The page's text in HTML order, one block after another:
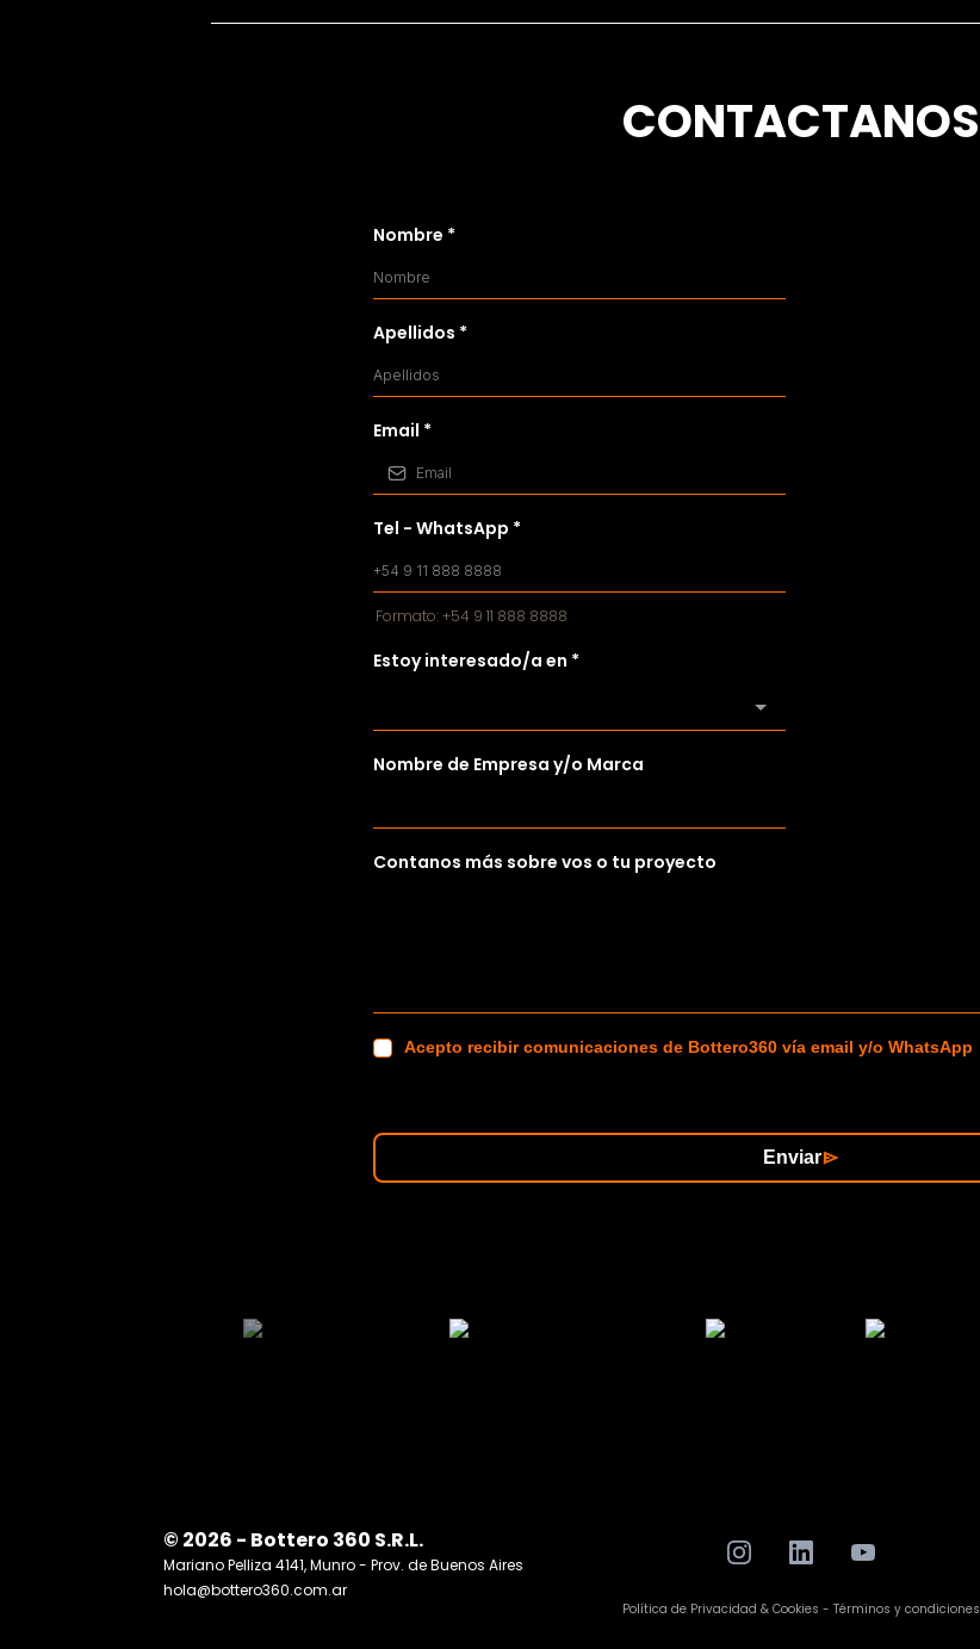
CONTACTANOS
Nombre *
Apellidos *
Email *
Tel - WhatsApp *
Formato: +54 9 11 888 8888
Estoy interesado/a en *
Nombre de Empresa y/o Marca
Contanos más sobre vos o tu proyecto
Acepto recibir comunicaciones de Bottero360 vía email y/o WhatsApp
Enviar
© 2026 - Bottero 360 S.R.L.
Mariano Pelliza 4141, Munro - Prov. de Buenos Aires
hola@bottero360.com.ar
Política de Privacidad & Cookies - Términos y condiciones